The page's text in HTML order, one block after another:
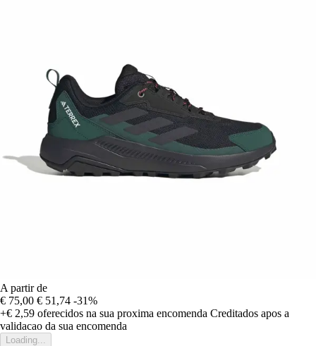
A partir de
€ 75,00 € 51,74 -31%
+€ 2,59 oferecidos na sua proxima encomenda Creditados apos a
validacao da sua encomenda
Loading...